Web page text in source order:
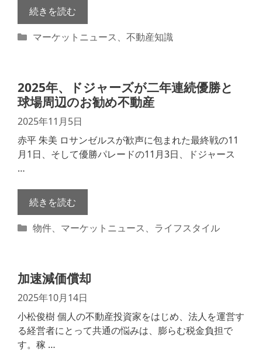
続きを読む
カ
ー
マーケットニュース、 不動産知識
2025年、ドジャーズが二年連続優勝と
球場周辺のお勧め不動産
2025年11月5日
赤平 朱美 ロサンゼルスが歓声に包まれた最終戦の11
月1日、そして優勝パレードの11月3日、ドジャース
…
続きを読む
カ
ー
物件、 マーケットニュース、 ライフスタイル
加速減価償却
2025年10月14日
小松俊樹 個人の不動産投資家をはじめ、法人を運営す
る経営者にとって共通の悩みは、膨らむ税金負担で
す。稼 …